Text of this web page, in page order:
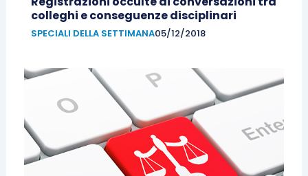
colleghi e conseguenze disciplinari
SPECIALI DELLA SETTIMANA05/12/2018